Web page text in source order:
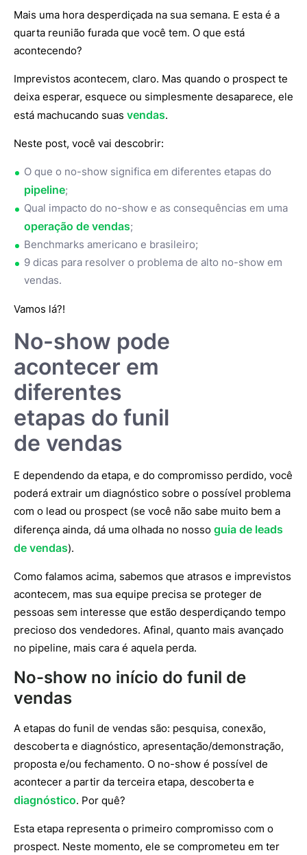
Mais uma hora desperdiçada na sua semana. E esta é a
quarta reunião furada que você tem. O que está
acontecendo?
Imprevistos acontecem, claro. Mas quando o prospect te
deixa esperar, esquece ou simplesmente desaparece, ele
está machucando suas vendas.
Neste post, você vai descobrir:
O que o no-show significa em diferentes etapas do
pipeline;
Qual impacto do no-show e as consequências em uma
operação de vendas;
Benchmarks americano e brasileiro;
9 dicas para resolver o problema de alto no-show em
vendas.
Vamos lá?!
No-show pode
acontecer em
diferentes
etapas do funil
de vendas
E dependendo da etapa, e do compromisso perdido, você
poderá extrair um diagnóstico sobre o possível problema
com o lead ou prospect (se você não sabe muito bem a
diferença ainda, dá uma olhada no nosso guia de leads
de vendas).
Como falamos acima, sabemos que atrasos e imprevistos
acontecem, mas sua equipe precisa se proteger de
pessoas sem interesse que estão desperdiçando tempo
precioso dos vendedores. Afinal, quanto mais avançado
no pipeline, mais cara é aquela perda.
No-show no início do funil de
vendas
A etapas do funil de vendas são: pesquisa, conexão,
descoberta e diagnóstico, apresentação/demonstração,
proposta e/ou fechamento. O no-show é possível de
acontecer a partir da terceira etapa, descoberta e
diagnóstico. Por quê?
Esta etapa representa o primeiro compromisso com o
prospect. Neste momento, ele se comprometeu em ter